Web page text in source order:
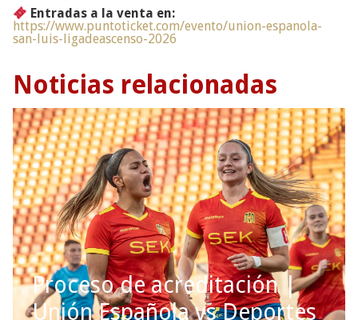
Entradas a la venta en:
https://www.puntoticket.com/evento/union-espanola-
san-luis-ligadeascenso-2026
Noticias relacionadas
Proceso de acreditación |
Unión Española vs Deportes